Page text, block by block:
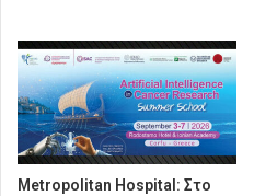
Metropolitan Hospital: Στο